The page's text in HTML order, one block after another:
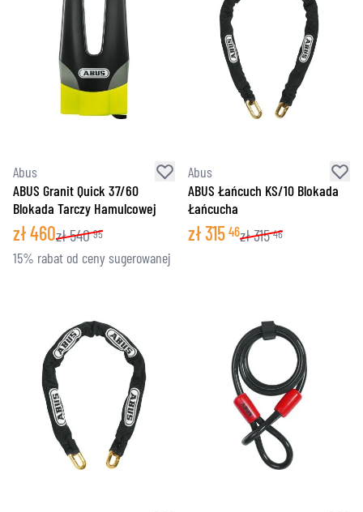
Abus
ABUS Granit Quick 37/60
Blokada Tarczy Hamulcowej
zł460zł540 95
15% rabat od ceny sugerowanej
Abus
ABUS Łańcuch KS/10 Blokada
Łańcucha
zł315 46zł315 46